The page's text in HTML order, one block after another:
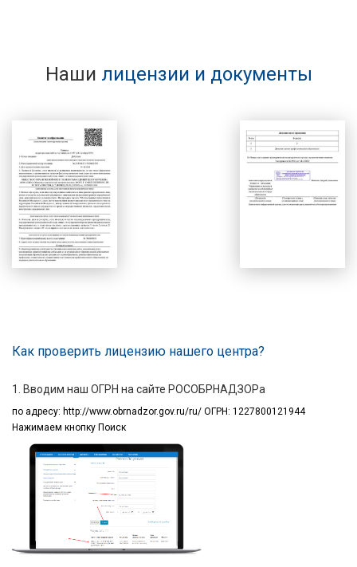
Наши лицензии и документы
Как проверить лицензию нашего центра?
1. Вводим наш ОГРН на сайте РОСОБРНАДЗОРа
по адресу: http://www.obrnadzor.gov.ru/ru/ ОГРН: 1227800121944
Нажимаем кнопку Поиск